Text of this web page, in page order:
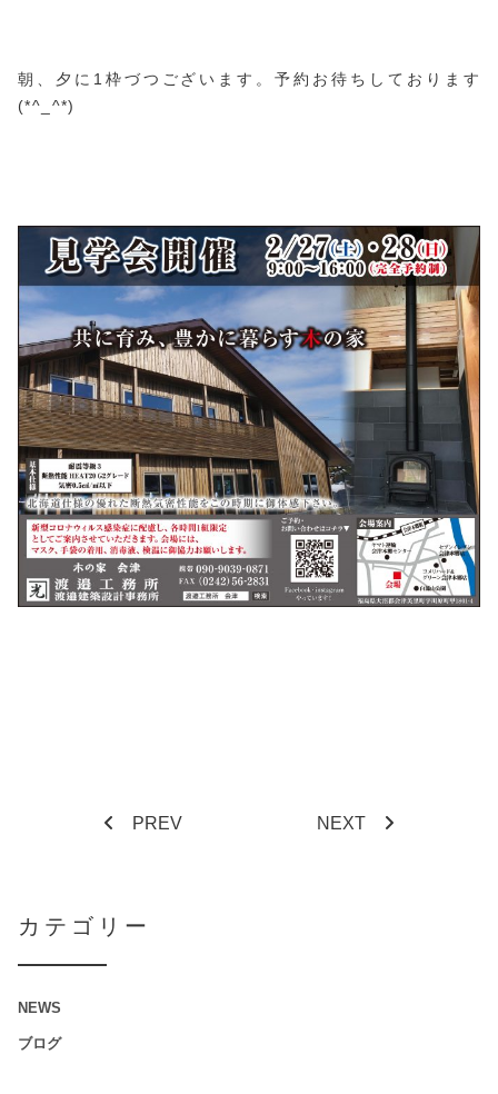
朝、夕に1枠づつございます。予約お待ちしております
(*^_^*)
PREV NEXT
カテゴリー
NEWS
ブログ